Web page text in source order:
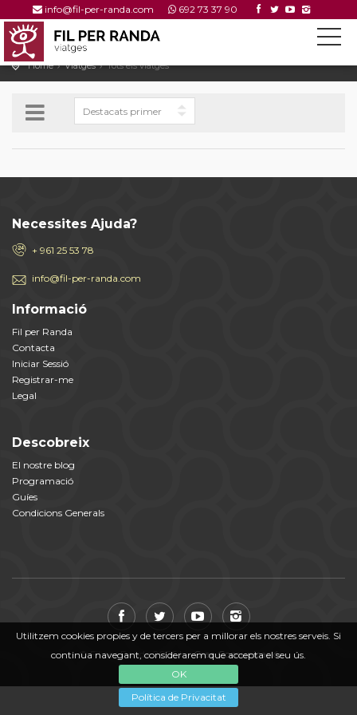
Utilitzem cookies propies y de tercers per a millorar els nostres serveis. Si
continua navegant, considerarem que accepta el seu ús.
OK
Política de Privacitat
info@fil-per-randa.com 692 73 37 90
Home Viatges Tots els viatges
Necessites Ajuda?
+ 961 25 53 78
info@fil-per-randa.com
Informació
Fil per Randa
Contacta
Iniciar Sessió
Registrar-me
Legal
Descobreix
El nostre blog
Programació
Guíes
Condicions Generals
© Fil per Randa 2026 byCrea Comunicació